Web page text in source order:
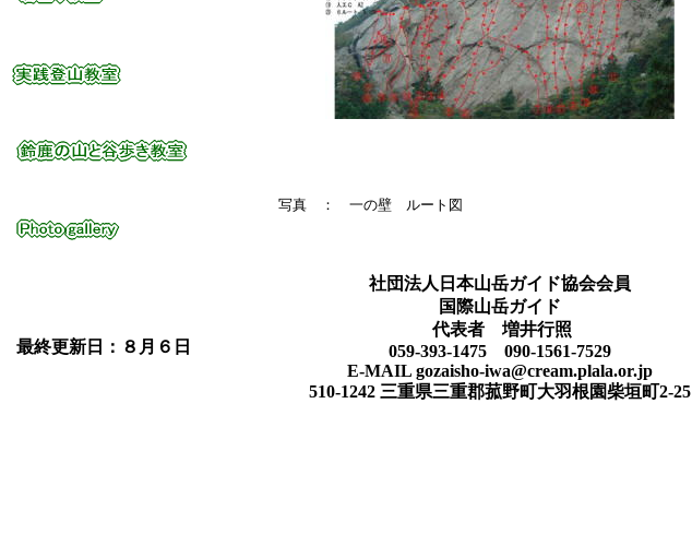
写真 ： 一の壁 ルート図
最終更新日：８月６日
社団法人日本山岳ガイド協会会員
国際山岳ガイド
代表者 増井行照
059-393-1475 090-1561-7529
E-MAIL gozaisho-iwa@cream.plala.or.jp
510-1242 三重県三重郡菰野町大羽根園柴垣町2-25